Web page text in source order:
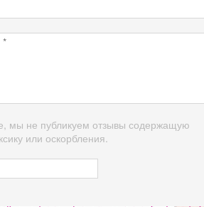
мы не публикуем отзывы содержащую
или оскорбления.